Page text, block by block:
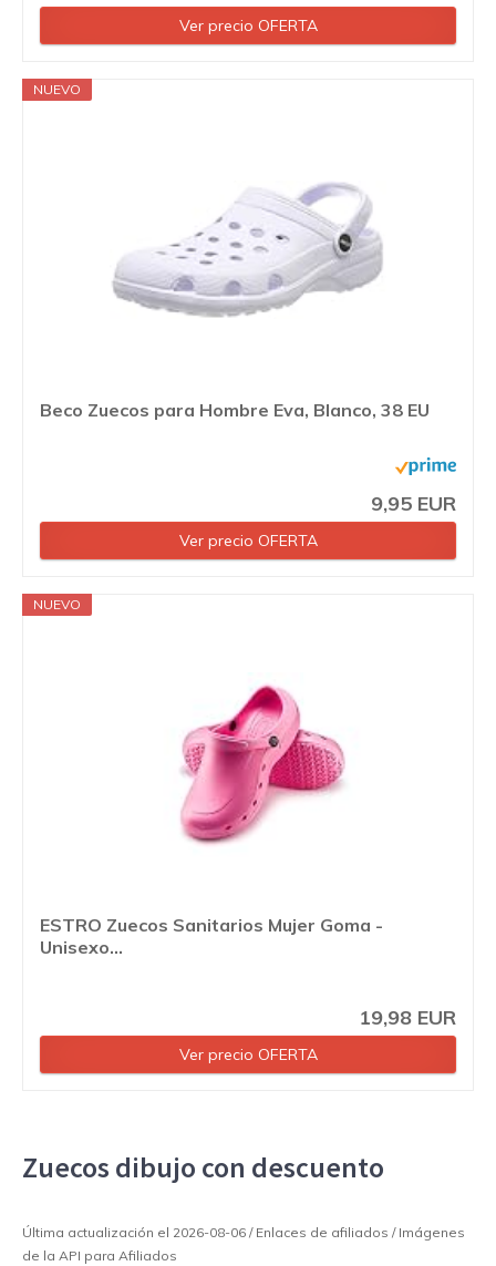
Ver precio OFERTA
NUEVO
Beco Zuecos para Hombre Eva, Blanco, 38 EU
9,95 EUR
Ver precio OFERTA
NUEVO
ESTRO Zuecos Sanitarios Mujer Goma -
Unisexo...
19,98 EUR
Ver precio OFERTA
Zuecos dibujo con descuento
Última actualización el 2026-08-06 / Enlaces de afiliados / Imágenes
de la API para Afiliados